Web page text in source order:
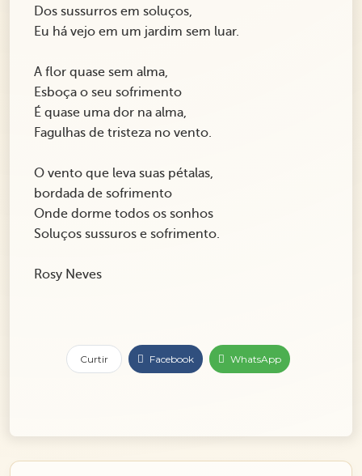
Dos sussurros em soluços,
Eu há vejo em um jardim sem luar.
A flor quase sem alma,
Esboça o seu sofrimento
É quase uma dor na alma,
Fagulhas de tristeza no vento.
O vento que leva suas pétalas,
bordada de sofrimento
Onde dorme todos os sonhos
Soluços sussuros e sofrimento.
Rosy Neves
Curtir Facebook WhatsApp